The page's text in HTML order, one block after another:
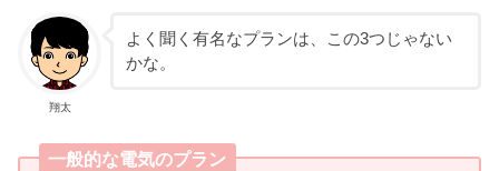
翔太
よく聞く有名なプランは、この3つじゃない
かな。
一般的な電気のプラン